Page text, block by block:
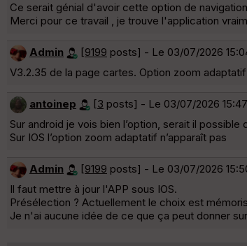
Ce serait génial d'avoir cette option de
Merci pour ce travail , je trouve l'application
Admin [9199 posts] - Le 03/07/2026
V3.2.35 de la page cartes. Option zoom
antoinep [3 posts] - Le 03/07/2026 15:47
Sur android je vois bien l’option, serait il
Sur IOS l’option zoom adaptatif n’apparaît pas
Admin [9199 posts] - Le 03/07/2026
Il faut mettre à jour l'APP sous IOS.
Présélection ? Actuellement le choix est
Je n'ai aucune idée de ce que ça peut donner